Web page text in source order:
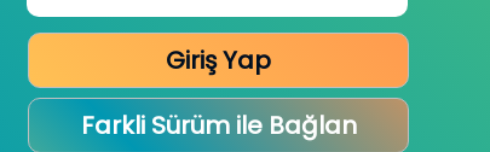
Giriş Yap
Farkli Sürüm ile Bağlan